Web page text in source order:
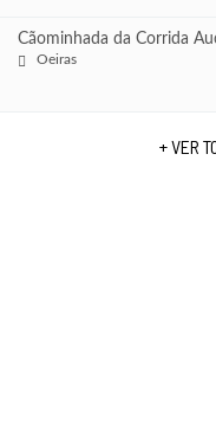
Cãominhada da Corrida
Oeiras
+ VER